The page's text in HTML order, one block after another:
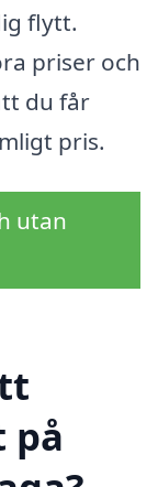
flytt.
priser och
du får
pris.
utan
på